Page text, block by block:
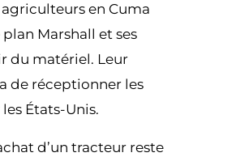
en Cuma
Marshall et ses
du matériel. Leur
de réceptionner les
États-Unis.
d’un tracteur reste